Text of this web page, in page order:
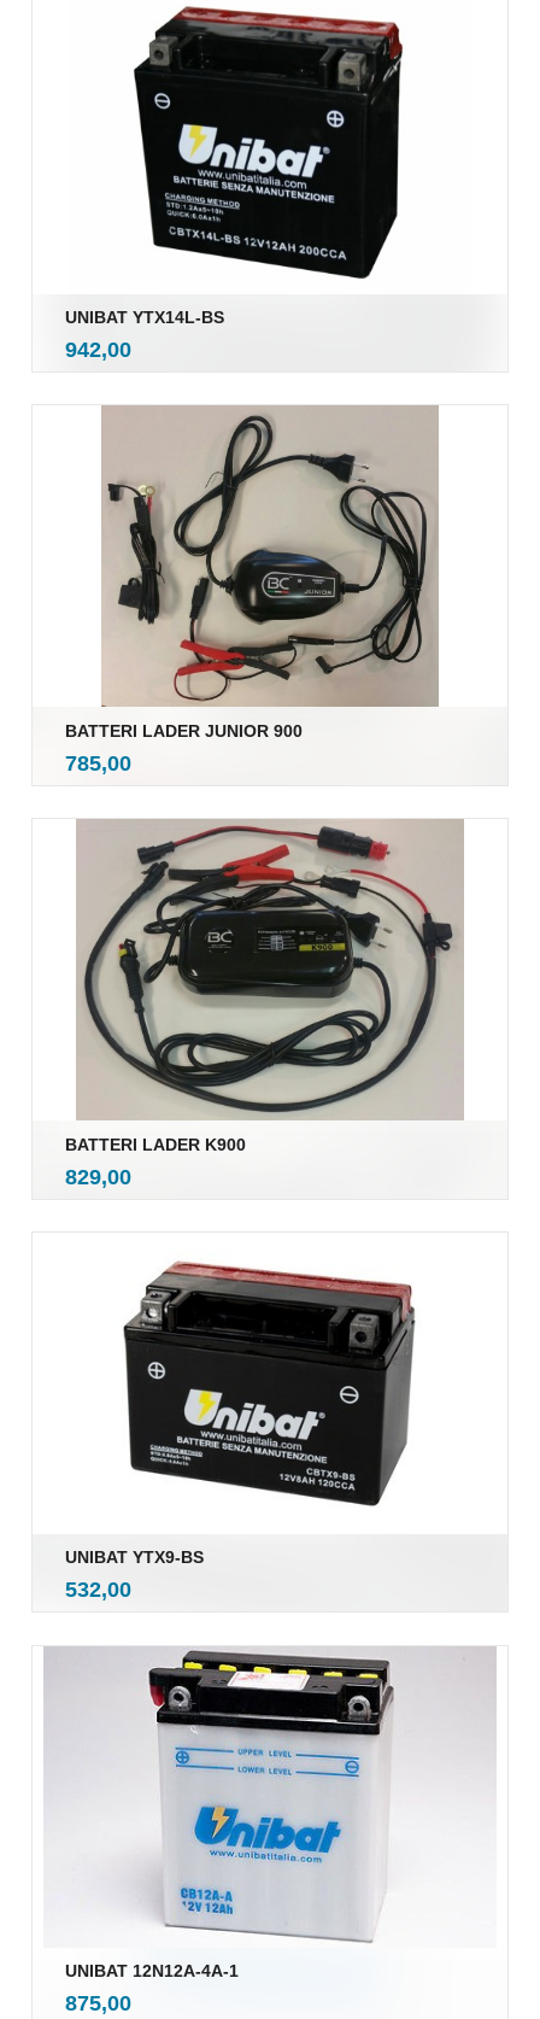
UNIBAT YTX14L-BS
Pris
942,00mva.
BATTERI LADER JUNIOR 900
Pris
785,00mva.
BATTERI LADER K900
Pris
829,00mva.
UNIBAT YTX9-BS
Pris
532,00mva.
UNIBAT 12N12A-4A-1
Pris
875,00mva.